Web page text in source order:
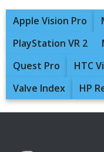
Apple Vision Pro
PlayStation VR 2
Quest Pro
HTC
Valve Index
HP